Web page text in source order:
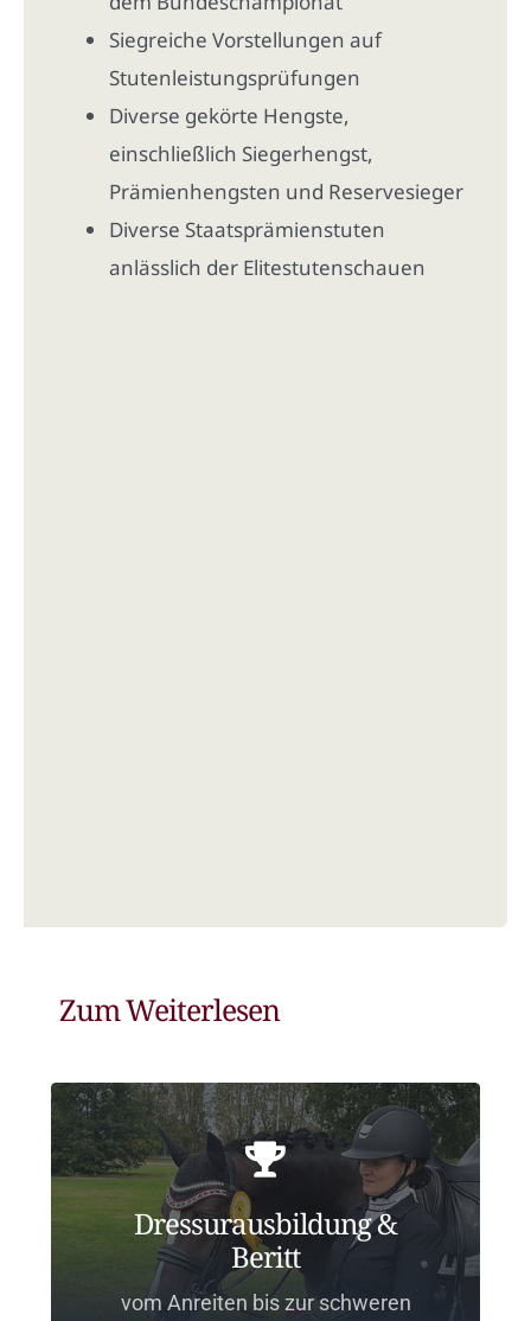
Siegreiche Vorstellungen auf
Stutenleistungsprüfungen
Diverse gekörte Hengste,
einschließlich Siegerhengst,
Prämienhengsten und Reservesieger
Diverse Staatsprämienstuten
anlässlich der Elitestutenschauen
Zum Weiterlesen
Dressurausbildung &
Beritt
vom Anreiten bis zur schweren